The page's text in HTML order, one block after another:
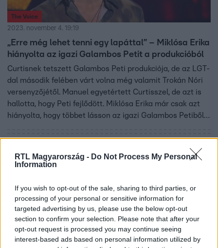
RTL Magyarország - Do Not Process My Personal
Information
If you wish to opt-out of the sale, sharing to third parties, or
processing of your personal or sensitive information for
targeted advertising by us, please use the below opt-out
section to confirm your selection. Please note that after your
opt-out request is processed you may continue seeing
interest-based ads based on personal information utilized by
The Voice
2023. november 4. 19:19
„Erre még lehet tenni egy lapáttal” – Miklósa Erika
hiányolta az igazi Galambos Petit a produkcióból
Curtisnek tetszett Galambos Peti produkciója, de az LGT-
dal második felében várt volna még valamit Trokán Nóri
versenyzőjétől. Manuel egyetértett Curtisszel, de azt is
hallotta, hogy Peti fejlődött. Miklósa Erika már csak azt
hiányolta, hogy többet lásson az igazi Galambos Petiből,
Görgess lejjebb, és nézd meg a teljes produkciót is.
6:01